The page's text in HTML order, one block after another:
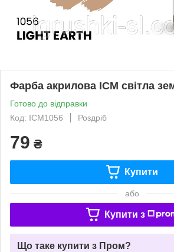
Фарба акрилова ICM світла
Готово до відправки
Код: ICM1056
Роздріб
79 ₴
Купити
або
Купити з
Що таке купити з Пром?